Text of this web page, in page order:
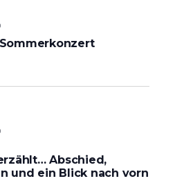
Sommerkonzert
Abschied,
und ein Blick nach vorn